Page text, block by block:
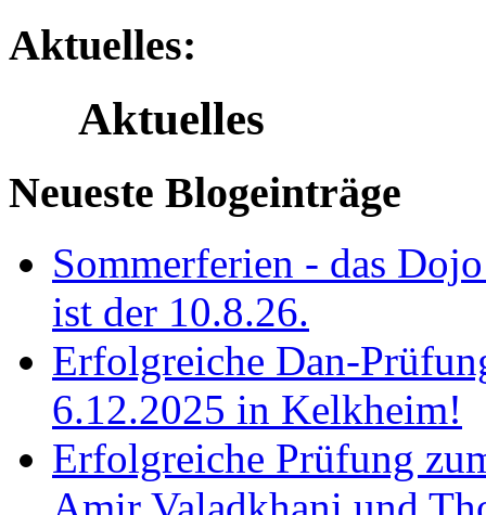
Aktuelles:
Aktuelles
Neueste Blogeinträge
Sommerferien - das
ist der 10.8.26.
Erfolgreiche Dan-
6.12.2025 in Kelkheim!
Erfolgreiche Prüfung